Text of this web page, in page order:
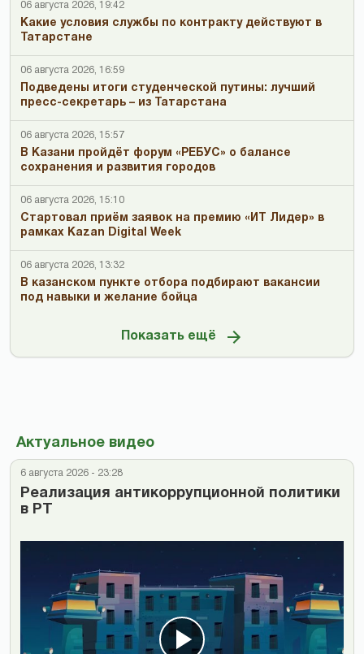
06 августа 2026, 19:42
Какие условия службы по контракту действуют в
Татарстане
06 августа 2026, 16:59
Подведены итоги студенческой путины: лучший
пресс-секретарь – из Татарстана
06 августа 2026, 15:57
В Казани пройдёт форум «РЕБУС» о балансе
сохранения и развития городов
06 августа 2026, 15:10
Стартовал приём заявок на премию «ИТ Лидер» в
рамках Kazan Digital Week
06 августа 2026, 13:32
В казанском пункте отбора подбирают вакансии
под навыки и желание бойца
Показать ещё
Актуальное видео
6 августа 2026 - 23:28
Реализация антикоррупционной политики
в РТ